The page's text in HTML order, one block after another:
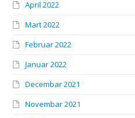
April 2022
Mart 2022
Februar 2022
Januar 2022
Decembar 2021
Novembar 2021